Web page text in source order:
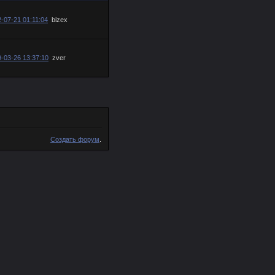
07-21 01:11:04 bizex
03-26 13:37:10 zver
Создать форум